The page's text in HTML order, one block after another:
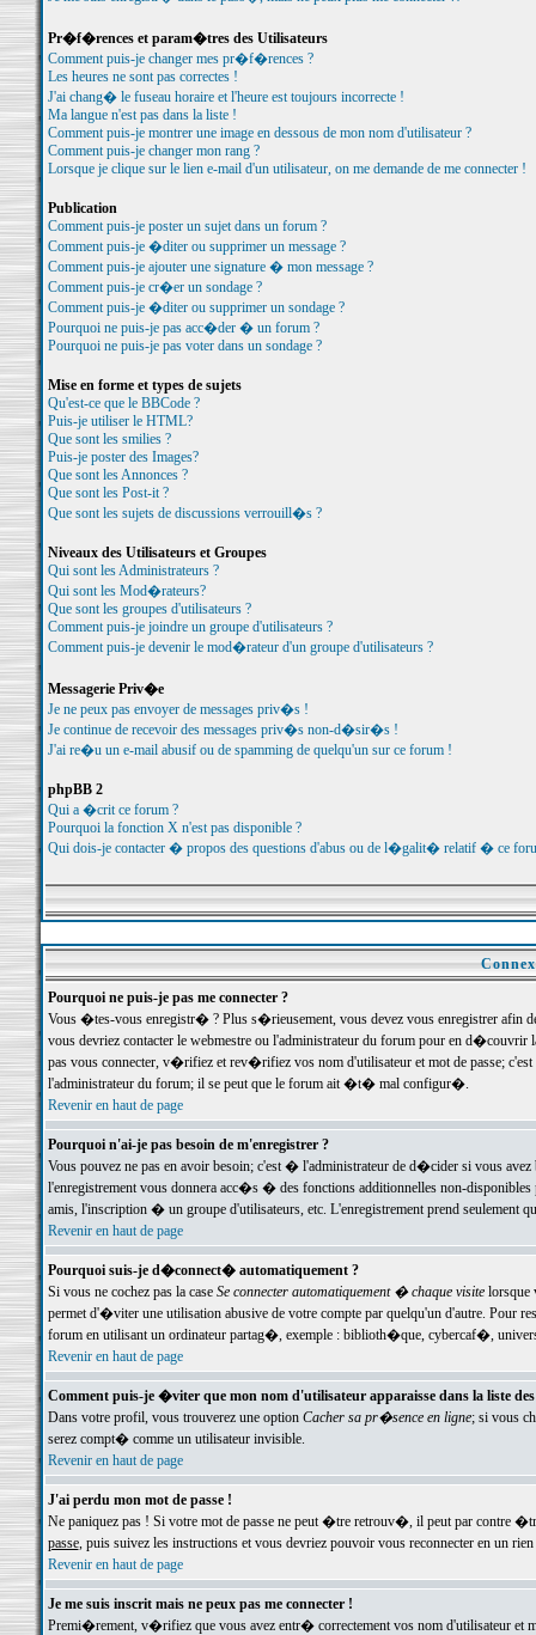
Pr�f�rences et param�tres des Utilisateurs
Comment puis-je changer mes pr�f�rences ?
Les heures ne sont pas correctes !
J'ai chang� le fuseau horaire et l'heure est toujours incorrecte !
Ma langue n'est pas dans la liste !
Comment puis-je montrer une image en dessous de mon nom d'utilisateur ?
Comment puis-je changer mon rang ?
Lorsque je clique sur le lien e-mail d'un utilisateur, on me demande de me connecter !
Publication
Comment puis-je poster un sujet dans un forum ?
Comment puis-je �diter ou supprimer un message ?
Comment puis-je ajouter une signature � mon message ?
Comment puis-je cr�er un sondage ?
Comment puis-je �diter ou supprimer un sondage ?
Pourquoi ne puis-je pas acc�der � un forum ?
Pourquoi ne puis-je pas voter dans un sondage ?
Mise en forme et types de sujets
Qu'est-ce que le BBCode ?
Puis-je utiliser le HTML?
Que sont les smilies ?
Puis-je poster des Images?
Que sont les Annonces ?
Que sont les Post-it ?
Que sont les sujets de discussions verrouill�s ?
Niveaux des Utilisateurs et Groupes
Qui sont les Administrateurs ?
Qui sont les Mod�rateurs?
Que sont les groupes d'utilisateurs ?
Comment puis-je joindre un groupe d'utilisateurs ?
Comment puis-je devenir le mod�rateur d'un groupe d'utilisateurs ?
Messagerie Priv�e
Je ne peux pas envoyer de messages priv�s !
Je continue de recevoir des messages priv�s non-d�sir�s !
J'ai re�u un e-mail abusif ou de spamming de quelqu'un sur ce forum !
phpBB 2
Qui a �crit ce forum ?
Pourquoi la fonction X n'est pas disponible ?
Qui dois-je contacter � propos des questions d'abus ou de l�galit� relatif � ce
Pourquoi ne puis-je pas me connecter ?
Vous �tes-vous enregistr� ? Plus s�rieusement, vous devez vous enregistrer
vous devriez contacter le webmestre ou l'administrateur du forum pour en
pas vous connecter, v�rifiez et rev�rifiez vos nom d'utilisateur et mot de passe;
l'administrateur du forum; il se peut que le forum ait �t� mal configur�.
Revenir en haut de page
Pourquoi n'ai-je pas besoin de m'enregistrer ?
Vous pouvez ne pas en avoir besoin; c'est � l'administrateur de d�cider si vous
l'enregistrement vous donnera acc�s � des fonctions additionnelles non-
amis, l'inscription � un groupe d'utilisateurs, etc. L'enregistrement prend seulement
Revenir en haut de page
Pourquoi suis-je d�connect� automatiquement ?
Si vous ne cochez pas la case Se connecter automatiquement � chaque visitelorsque
permet d'�viter une utilisation abusive de votre compte par quelqu'un d'autre. Pour
forum en utilisant un ordinateur partag�, exemple : biblioth�que, cybercaf�,
Revenir en haut de page
Comment puis-je �viter que mon nom d'utilisateur apparaisse dans la liste
Dans votre profil, vous trouverez une option Cacher sa pr�sence en ligne; si vous
serez compt� comme un utilisateur invisible.
Revenir en haut de page
J'ai perdu mon mot de passe !
Ne paniquez pas ! Si votre mot de passe ne peut �tre retrouv�, il peut par contre
passe, puis suivez les instructions et vous devriez pouvoir vous reconnecter en un rien
Revenir en haut de page
Je me suis inscrit mais ne peux pas me connecter !
Premi�rement, v�rifiez que vous avez entr� correctement vos nom d'utilisateur